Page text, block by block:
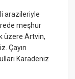
arazileriyle
meşhur
üzere Artvin,
Çayın
Karadeniz